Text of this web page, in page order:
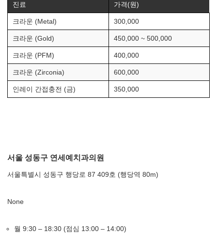
진료 가격(원)
크라운 (Metal) 300,000
크라운 (Gold) 450,000 ~ 500,000
크라운 (PFM) 400,000
크라운 (Zirconia) 600,000
인레이 간접충전 (금) 350,000
서울 성동구 연세예치과의원
서울특별시 성동구 행당로 87 409호 (행당역 80m)
None
월 9:30 – 18:30 (점심 13:00 – 14:00)